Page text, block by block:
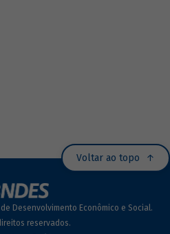
Voltar ao topo
Desenvolvimento Econômico e Social.
reservados.